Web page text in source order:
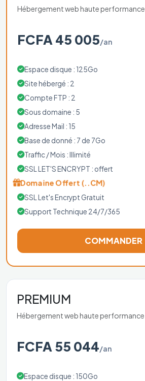
Hébergement web haute performance
FCFA 45 005/an
Espace disque : 125Go
Site hébergé : 2
Compte FTP : 2
Sous domaine : 5
Adresse Mail : 15
Base de donné : 7 de 7Go
Traffic / Mois : Illimité
SSL LET'S ENCRYPT : offert
Domaine Offert (..CM)
SSL Let's Encrypt Gratuit
Support Technique 24/7/365
COMMANDER
PREMIUM
Hébergement web haute performance
FCFA 55 044/an
Espace disque : 150Go